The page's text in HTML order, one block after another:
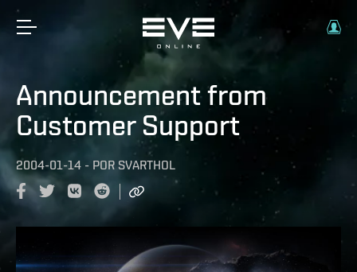
Announcement from
Customer Support
2004-01-14 - POR SVARTHOL